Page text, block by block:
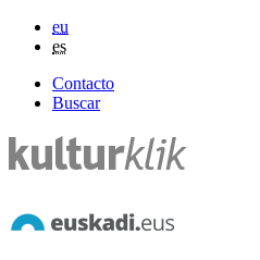
eu
es
Contacto
Buscar